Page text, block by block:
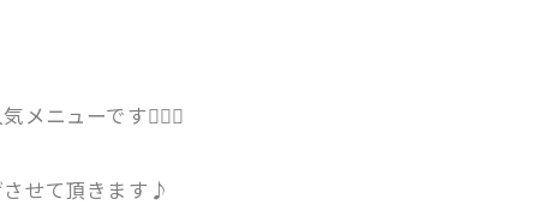
メニューです💆‍♂️✨
せて頂きます♪